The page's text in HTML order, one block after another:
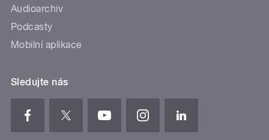
Audioarchiv
Podcasty
Mobilní aplikace
Sledujte nás